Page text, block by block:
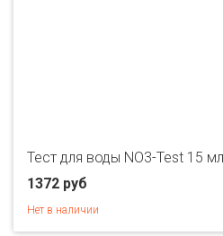
Тест для воды NO3-Test 15 мл
1372 руб
Нет в наличии